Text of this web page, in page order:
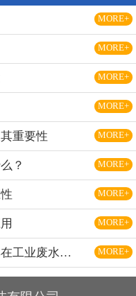
MORE+
MORE+
MORE+
MORE+
重要性 MORE+
？ MORE+
MORE+
MORE+
· 简述砂水分离器的功能特性及其在工业废水处理中的应用 MORE+